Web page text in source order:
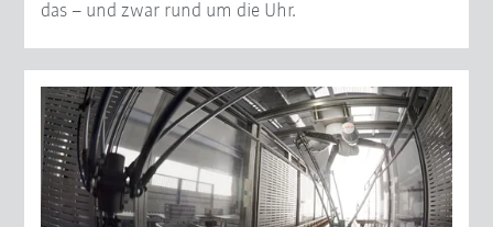
das – und zwar rund um die Uhr.